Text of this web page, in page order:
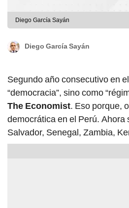
Diego García Sayán
Diego García Sayán
Segundo año consecutivo en
“democracia”, sino como
The Economist. Eso porque,
democrática en el Perú. Ahora
Salvador, Senegal, Zambia,